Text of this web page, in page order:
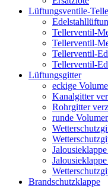
Lüftungsventile-
Tellerventil-
Tellerventil-
Tellerventil-
Tellerventil-
Lüftungsgitter
eckige
Kanalgitter
Rohrgitter
runde
Brandschutzklappe